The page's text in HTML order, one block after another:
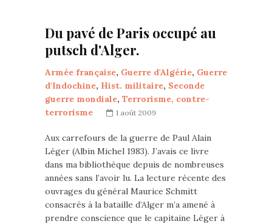
Du pavé de Paris occupé au
putsch d'Alger.
Armée française, Guerre d'Algérie, Guerre
d'Indochine, Hist. militaire, Seconde
guerre mondiale, Terrorisme, contre-
terrorisme
1 août 2009
Aux carrefours de la guerre de Paul Alain
Léger (Albin Michel 1983). J’avais ce livre
dans ma bibliothèque depuis de nombreuses
années sans l’avoir lu. La lecture récente des
ouvrages du général Maurice Schmitt
consacrés à la bataille d’Alger m’a amené à
prendre conscience que le capitaine Léger à